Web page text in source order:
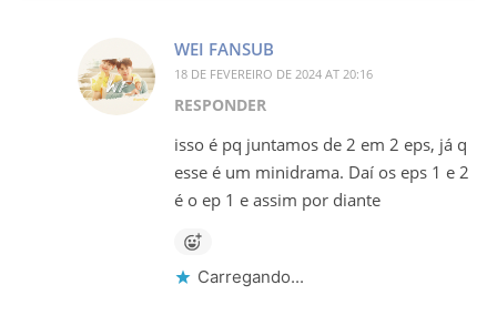
WEI FANSUB
18 DE FEVEREIRO DE 2024 AT 20:16
RESPONDER
isso é pq juntamos de 2 em 2 eps, já q
esse é um minidrama. Daí os eps 1 e 2
é o ep 1 e assim por diante
Carregando...